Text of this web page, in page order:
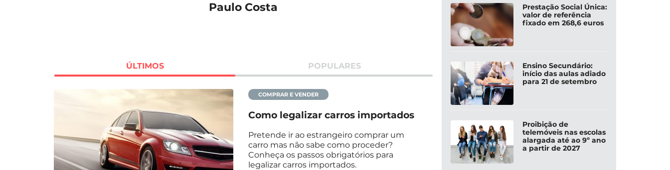
Paulo Costa
ÚLTIMOS POPULARES
COMPRAR E VENDER
Como legalizar carros importados
Pretende ir ao estrangeiro comprar um
carro mas não sabe como proceder?
Conheça os passos obrigatórios para
legalizar carros importados.
Prestação Social Única:
valor de referência
fixado em 268,6 euros
Ensino Secundário:
início das aulas adiado
para 21 de setembro
Proibição de
telemóveis nas escolas
alargada até ao 9º ano
a partir de 2027